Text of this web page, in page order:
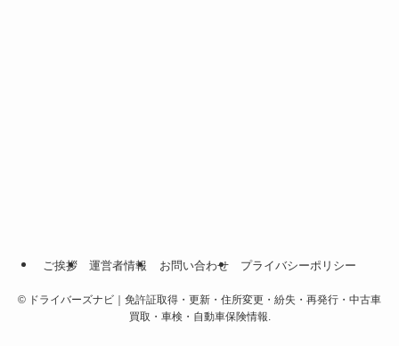
ご挨拶 運営者情報 お問い合わせ プライバシーポリシー
© ドライバーズナビ｜免許証取得・更新・住所変更・紛失・再発行・中古車
買取・車検・自動車保険情報.